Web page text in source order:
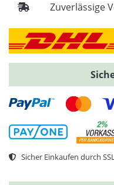
Zuverlässige
Sicher Einkaufen durch